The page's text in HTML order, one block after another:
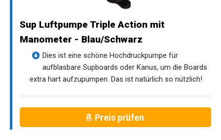
Sup Luftpumpe Triple Action mit
Manometer - Blau/Schwarz
Dies ist eine schöne Hochdruckpumpe für
aufblasbare Supboards oder Kanus, um die Boards
extra hart aufzupumpen. Das ist natürlich so nützlich!
Preis prüfen